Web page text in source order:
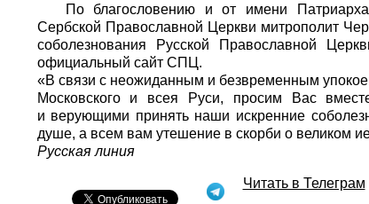
По благословению и от имени
Сербской Православной Церкви митрополит
соболезнования Русской Православной
официальный сайт СПЦ.
«В связи с неожиданным и безвременным
Московского и всея Руси, просим Вас
и верующими принять наши искренние
душе, а всем вам утешение в скорби о великом
Русская линия
Читать в Телеграм